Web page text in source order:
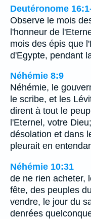
Deutéronome
Observe le mois
l'honneur de
mois des épis que
d'Egypte, pendant
Néhémie 8:9
Néhémie, le
le scribe, et les
dirent à tout le
l'Eternel, votre
désolation et dans
pleurait en
Néhémie 10:31
de ne rien acheter,
fête, des peuples
vendre, le jour du
denrées